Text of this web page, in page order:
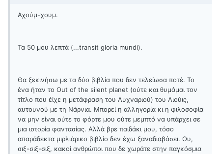
Αχούμ-χουμ.
Τα 50 μου λεπτά (...transit gloria mundi).
Θα ξεκινήσω με τα δύο βιβλία που δεν τελείωσα ποτέ. Το
ένα ήταν το Out of the silent planet (ούτε και θυμάμαι τον
τίτλο που έίχε η μετάφραση του Λυχναριού) του Λιούις,
αυτουνού με τη Νάρνια. Μπορεί η αλληγορία κι η φιλοσοφία
να μην είναι ούτε το φόρτε μου ούτε μεμπτό να υπάρχει σε
μια ιστορία φαντασίας. Αλλά βρε παιδάκι μου, τόσο
απαράδεκτα μιρλιάρικο βιβλίο δεν έχω ξαναδιαβάσει. Ου,
σιξ-σιξ-σιξ, κακοί ανθρώποι που δε χωράτε στην παγκόσμια